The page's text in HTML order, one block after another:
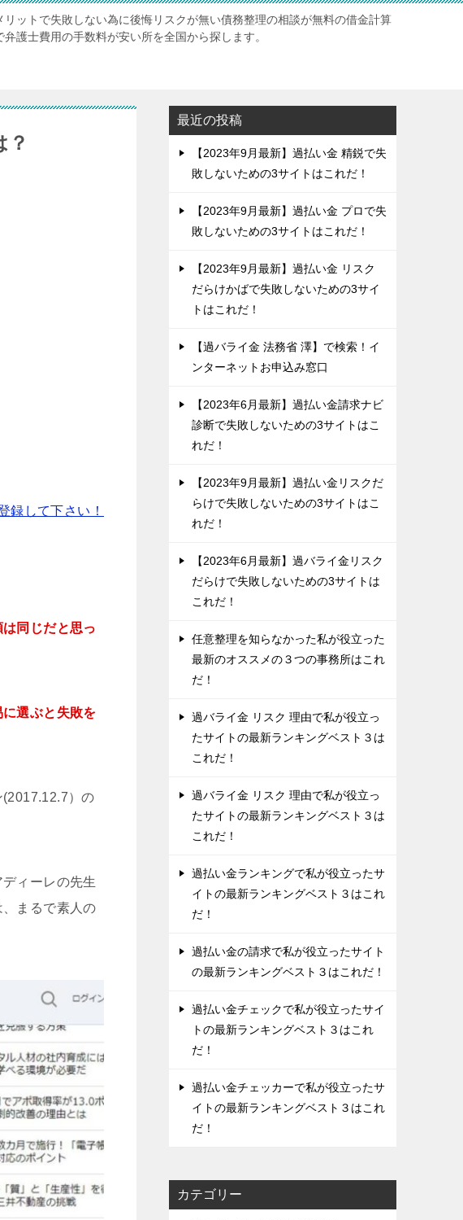
リットで失敗しない為に後悔リスクが無い債務整理の相談が無料の借金計算
弁護士費用の手数料が安い所を全国から探します。
？
録して下さい！
同じだと思っ
選ぶと失敗を
）の
ィーレの先生
まるで素人の
最近の投稿
【2023年9月最新】過払い金 精鋭で失
敗しないための3サイトはこれだ！
【2023年9月最新】過払い金 プロで失
敗しないための3サイトはこれだ！
【2023年9月最新】過払い金 リスク
だらけかばで失敗しないための3サイ
トはこれだ！
【過バライ金 法務省 澤】で検索！イ
ンターネットお申込み窓口
【2023年6月最新】過払い金請求ナビ
診断で失敗しないための3サイトはこ
れだ！
【2023年9月最新】過払い金リスクだ
らけで失敗しないための3サイトはこ
れだ！
【2023年6月最新】過バライ金リスク
だらけで失敗しないための3サイトは
これだ！
任意整理を知らなかった私が役立った
最新のオススメの３つの事務所はこれ
だ！
過バライ金 リスク 理由で私が役立っ
たサイトの最新ランキングベスト３は
これだ！
過バライ金 リスク 理由で私が役立っ
たサイトの最新ランキングベスト３は
これだ！
過払い金ランキングで私が役立ったサ
イトの最新ランキングベスト３はこれ
だ！
過払い金の請求で私が役立ったサイト
の最新ランキングベスト３はこれだ！
過払い金チェックで私が役立ったサイ
トの最新ランキングベスト３はこれ
だ！
過払い金チェッカーで私が役立ったサ
イトの最新ランキングベスト３はこれ
だ！
カテゴリー